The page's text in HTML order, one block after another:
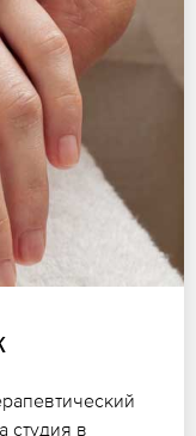
студия в